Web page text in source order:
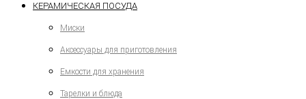
КЕРАМИЧЕСКАЯ ПОСУДА
Миски
Аксессуары для приготовления
Емкости для хранения
Тарелки и блюда